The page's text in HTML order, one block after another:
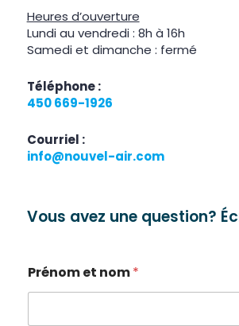
Heures d’ouverture
Lundi au vendredi : 8h à 16h
Samedi et dimanche : fermé
Téléphone :
450 669-1926
Courriel :
info@nouvel-air.com
Vous avez une question?
Prénom et nom*